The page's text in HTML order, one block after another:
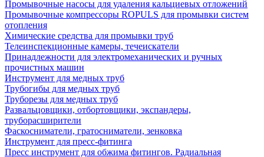
Промывочные насосы для удаления кальциевых отложений
Промывочные компрессоры ROPULS для промывки систем
отопления
Химические средства для промывки труб
Телеинспекционные камеры, течеискатели
Принадлежности для электромеханических и ручных
прочистных машин
Инструмент для медных труб
Трубогибы для медных труб
Труборезы для медных труб
Развальцовщики, отбортовщики, экспандеры,
труборасширители
Фаскосниматели, гратосниматели, зенковка
Инструмент для пресс-фитинга
Пресс инструмент для обжима фитингов. Радиальная